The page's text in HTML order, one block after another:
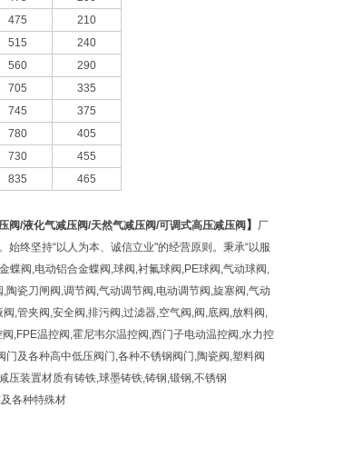
475
210
515
240
560
290
705
335
745
375
780
405
730
455
835
465
阀/液化气减压阀/天然气减压阀/可调式高压减压阀 】
厂
终坚持“以人为本、诚信立业"的经营原则。秉承“以服
蝶阀,电动铝合金蝶阀,球阀,衬氟球阀,PE球阀,气动球阀,
瓷刀闸阀,调节阀,气动调节阀,电动调节阀,旋塞阀,气动
,管夹阀,安全阀,排污阀,过滤器,空气阀,阀,底阀,放料阀,
,FPE温控阀,霍尼韦尔温控阀,西门子电动温控阀,水力控
及各种高中低压阀门,各种不锈钢阀门,陶瓷阀,塑料阀
压装置材质有铸铁,球墨铸铁,铸钢,锻钢,不锈钢
各种特殊材